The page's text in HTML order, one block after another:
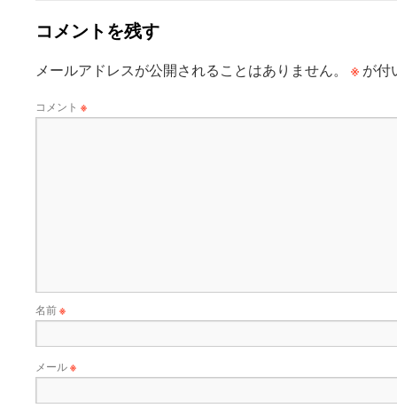
コメントを残す
メールアドレスが公開されることはありません。 ※ が付
コメント ※
名前※
メール※